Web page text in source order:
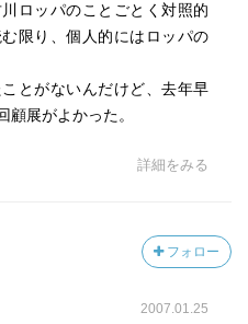
ロッパのことごとく対照的
限り、個人的にはロッパの
とがないんだけど、去年早
展がよかった。
詳細をみる
フォロー
2007.01.25